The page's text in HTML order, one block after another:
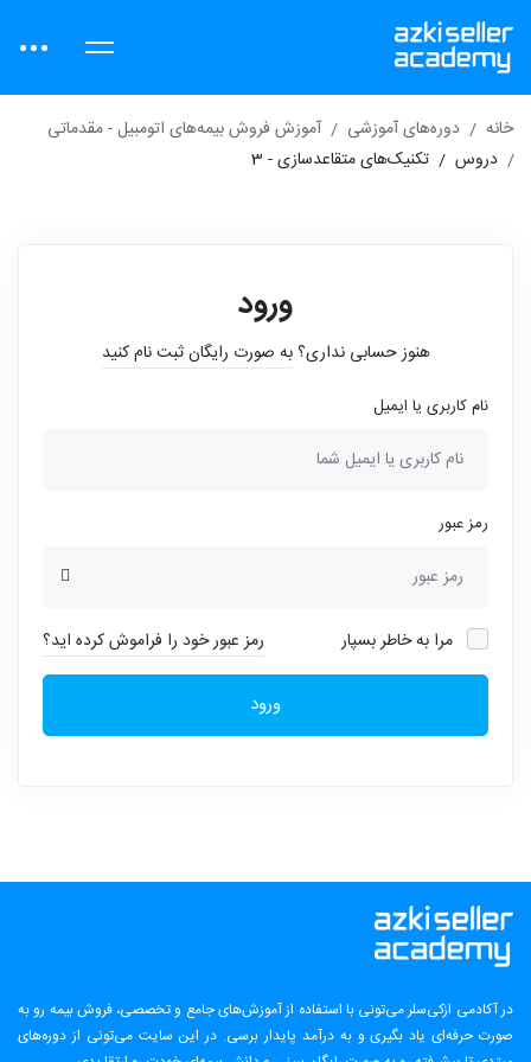
خانه دوره‌های آموزشی
آموزش فروش بیمه‌های اتومبیل - مقدماتی
دروس
تکنیک‌های متقاعدسازی - 3
ورود
هنوز حسابی نداری؟به صورت رایگان ثبت نام کنید
نام کاربری یا ایمیل
رمز عبور
مرا به خاطر بسپار رمز عبور خود را فراموش کرده اید؟
ورود
در آکادمی ازکی‌سلر می‌تونی با استفاده از آموزش‌های جامع و تخصصی، فروش بیمه رو به
صورت حرفه‌ای یاد بگیری و به درآمد پایدار برسی. در این سایت می‌تونی از دوره‌های